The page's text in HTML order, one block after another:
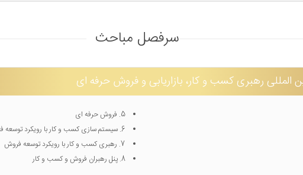
سرفصل مباحث
رهبری کسب و کار، بازاریابی و فروش حرفه ای
5. فروش حرفه ای
6. سیستم سازی کسب و کار با رویکرد توسعه فروش
7. رهبری کسب و کار با رویکرد توسعه فروش
8. پنل رهبران فروش و کسب و کار